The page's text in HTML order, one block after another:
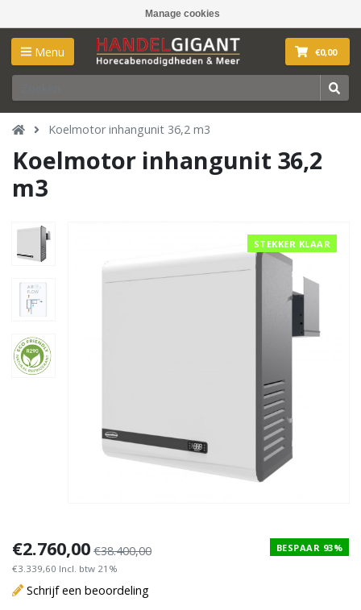
Manage cookies
Menu €0,00
Koelmotor inhangunit 36,2 m3
Koelmotor inhangunit 36,2
m3
STEKKER KLAAR
€2.760,00 €38.400,00
€3.339,60 Incl. btw 21%
BESPAAR 93%
Schrijf een beoordeling